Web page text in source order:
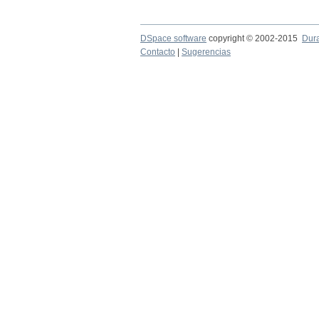
DSpace software copyright © 2002-2015
Contacto
Sugerencias